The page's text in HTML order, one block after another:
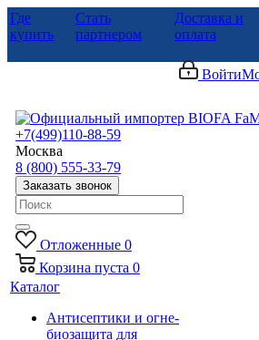
Где
купить
Стать
партнером
Доставка и
оплата
Войти
+7(499)110-88-59
Москва
8 (800) 555-33-79
Заказать звонок
Отложенные 0
Корзина пуста 0
Каталог
Антисептики и огне-
биозащита для